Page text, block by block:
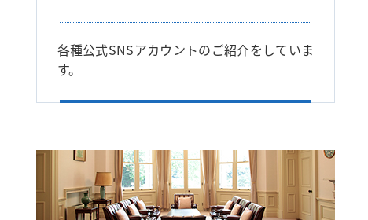
各種公式SNSアカウントのご紹介をしていま
す。